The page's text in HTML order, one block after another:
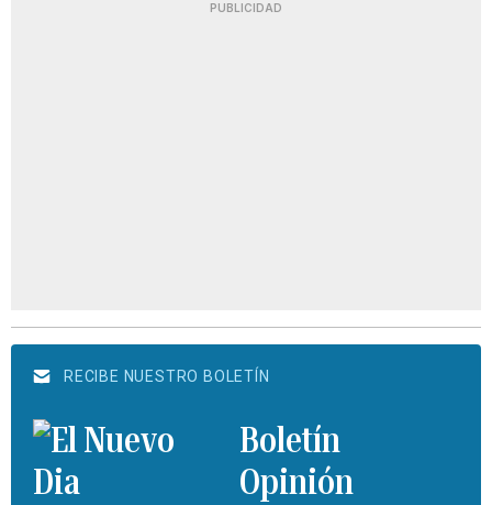
PUBLICIDAD
RECIBE NUESTRO BOLETÍN
Boletín
Opinión